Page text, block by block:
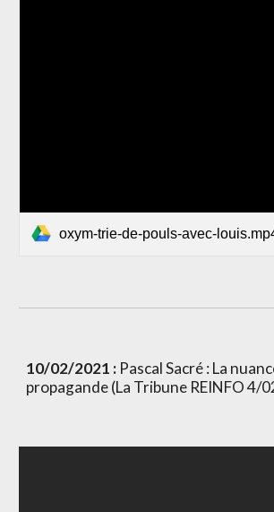
oxym-trie-de-pouls-avec-
10/02/2021 : Pascal Sacré : La
propagande (La Tribune REINFO 4/